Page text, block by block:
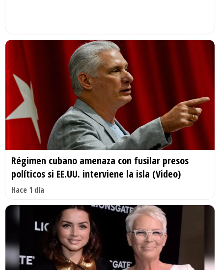
Régimen cubano amenaza con fusilar presos
políticos si EE.UU. interviene la isla (Video)
Hace 1 día